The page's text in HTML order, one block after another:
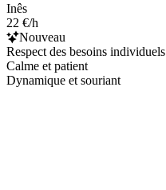
Inês
22 €/h
Nouveau
Respect des besoins individuels
Calme et patient
Dynamique et souriant